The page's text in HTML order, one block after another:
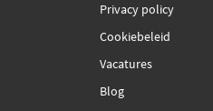
Privacy policy
Cookiebeleid
Vacatures
Blog